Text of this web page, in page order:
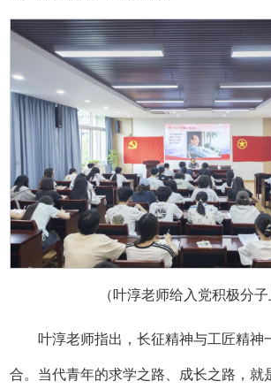
（叶淳老师给入党积极分子
叶淳老师指出，长征精神与工匠精神
合。当代青年的求学之路、成长之路，就